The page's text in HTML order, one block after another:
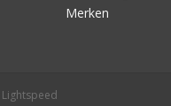
Merken
Lightspeed